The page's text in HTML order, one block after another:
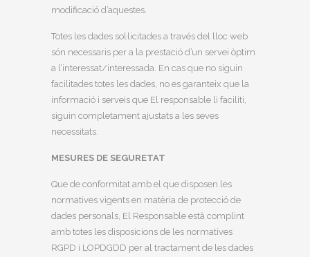
modificació d’aquestes.
Totes les dades sol·licitades a través del lloc web
són necessaris per a la prestació d’un servei òptim
a l’interessat/interessada. En cas que no siguin
facilitades totes les dades, no es garanteix que la
informació i serveis que El responsable li faciliti,
siguin completament ajustats a les seves
necessitats.
MESURES DE SEGURETAT
Que de conformitat amb el que disposen les
normatives vigents en matèria de protecció de
dades personals, El Responsable està complint
amb totes les disposicions de les normatives
RGPD i LOPDGDD per al tractament de les dades